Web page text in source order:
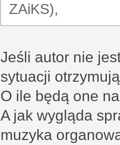
ZAiKS),
Jeśli autor nie
sytuacji
O ile będą one
A jak wygląda
muzyka